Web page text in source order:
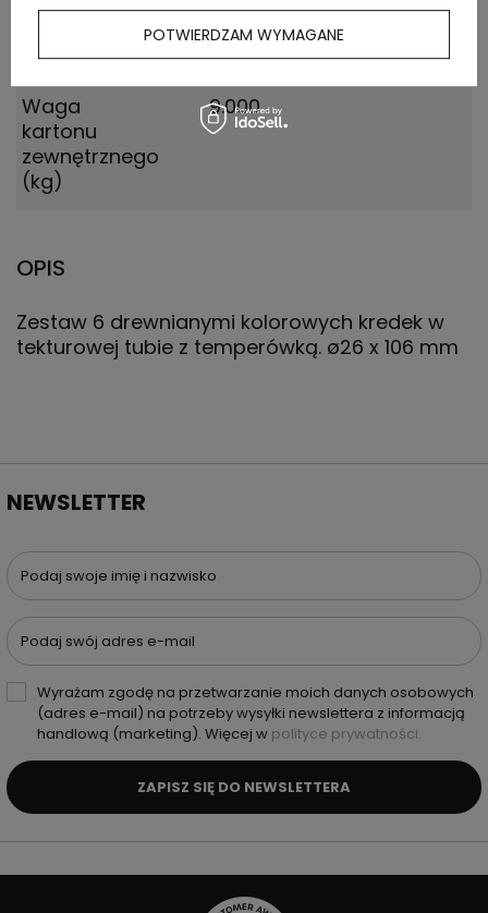
wewnętrznym
Waga
kartonu
zewnętrznego
(kg)
9.000
OPIS
Zestaw 6 drewnianymi kolorowych kredek w
tekturowej tubie z temperówką. ø26 x 106 mm
NEWSLETTER
Podaj swoje imię i nazwisko
Podaj swój adres e-mail
Wyrażam zgodę na przetwarzanie moich danych osobowych
(adres e-mail) na potrzeby wysyłki newslettera z informacją
handlową (marketing). Więcej w polityce prywatności.
ZAPISZ SIĘ DO NEWSLETTERA
POTWIERDZAM WYMAGANE